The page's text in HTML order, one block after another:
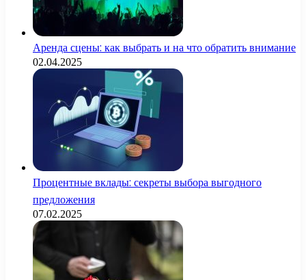
Аренда сцены: как выбрать и на что обратить внимание
02.04.2025
Процентные вклады: секреты выбора выгодного
предложения
07.02.2025